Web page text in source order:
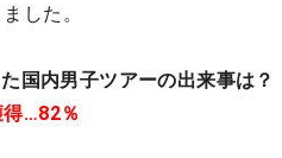
した。
国内男子ツアーの出来事は？
得…82％